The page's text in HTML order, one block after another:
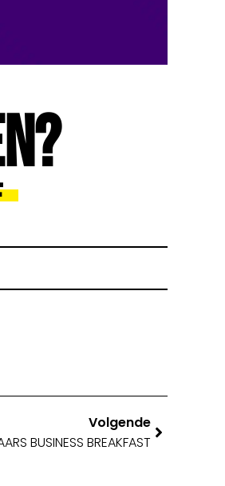
Volgende
BUSINESS BREAKFAST